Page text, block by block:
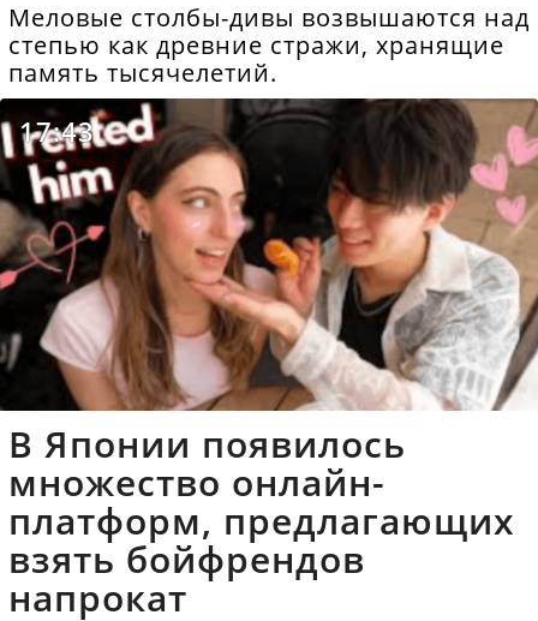
Меловые столбы-дивы возвышаются над
степью как древние стражи, хранящие
память тысячелетий.
17:43
В Японии появилось
множество онлайн-
платформ, предлагающих
взять бойфрендов
напрокат